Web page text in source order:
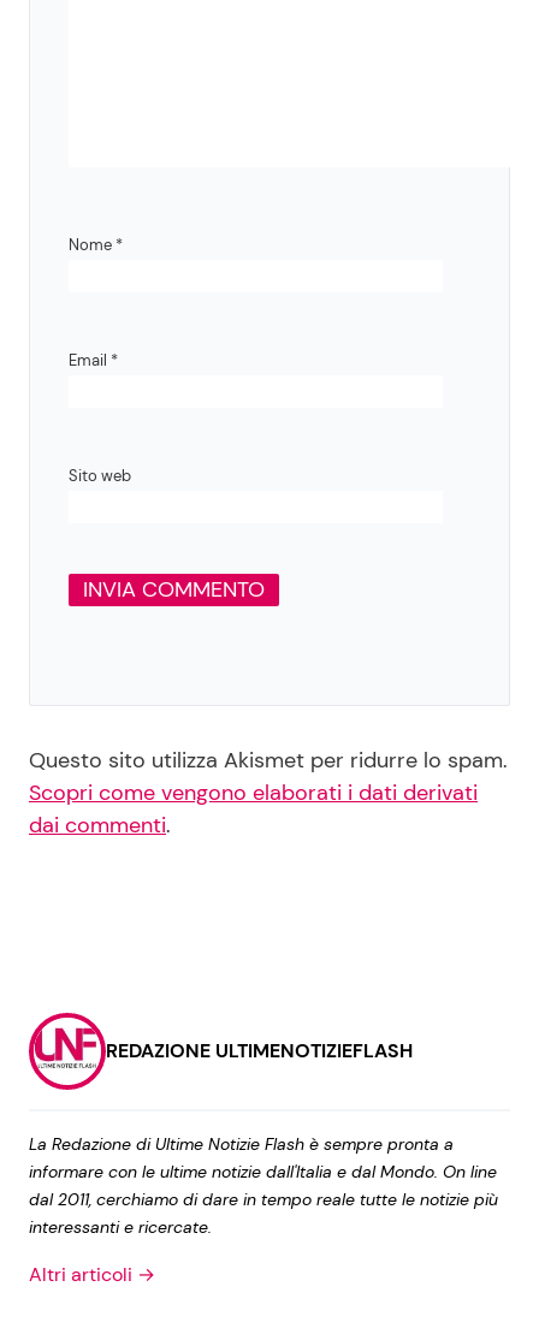
Nome *
Email *
Sito web
Questo sito utilizza Akismet per ridurre lo spam.
Scopri come vengono elaborati i dati derivati
dai commenti.
REDAZIONE ULTIMENOTIZIEFLASH
La Redazione di Ultime Notizie Flash è sempre pronta a
informare con le ultime notizie dall'Italia e dal Mondo. On line
dal 2011, cerchiamo di dare in tempo reale tutte le notizie più
interessanti e ricercate.
Altri articoli →